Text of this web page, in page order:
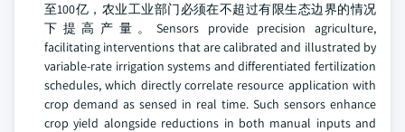
至100亿，农业工业部门必须在不超过有限生态边界的情况
下提高产量。Sensors provide precision agriculture,
facilitating interventions that are calibrated and illustrated by
variable-rate irrigation systems and differentiated fertilization
schedules, which directly correlate resource application with
crop demand as sensed in real time. Such sensors enhance
crop yield alongside reductions in both manual inputs and